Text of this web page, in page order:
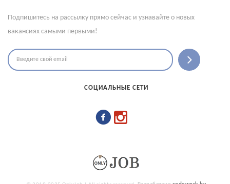
Подпишитесь на рассылку прямо сейчас и узнавайте о новых
вакансиях самыми первыми!
СОЦИАЛЬНЫЕ СЕТИ